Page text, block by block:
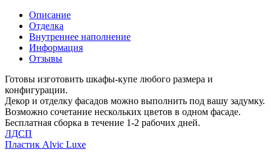
Описание
Отделка
Внутреннее наполнение
Информация
Отзывы
Готовы изготовить шкафы-купе любого размера и
конфигурации.
Декор и отделку фасадов можно выполнить под вашу задумку.
Возможно сочетание нескольких цветов в одном фасаде.
Бесплатная сборка в течение 1-2 рабочих дней.
ЛДСП
Пластик Alvic Luxe